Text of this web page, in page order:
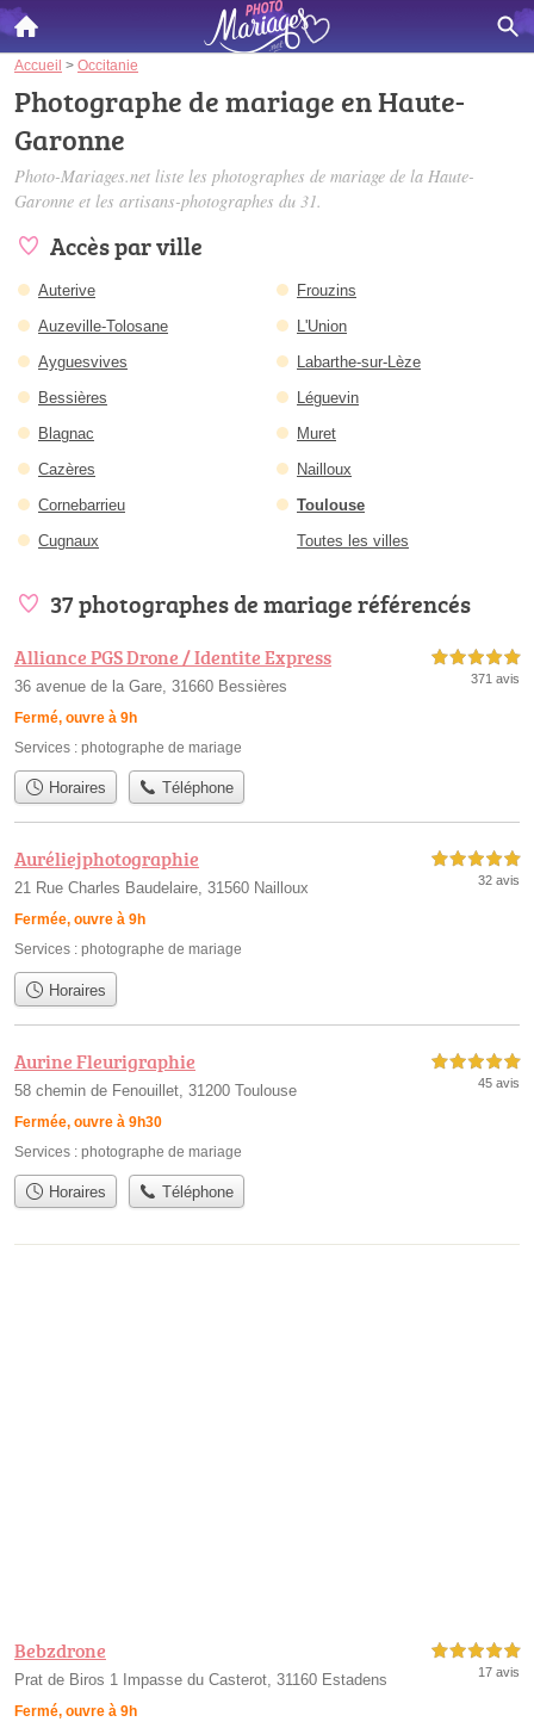
Accueil > Occitanie
Photographe de mariage en Haute-
Garonne
Photo-Mariages.net liste les photographes de mariage de la Haute-
Garonne et les artisans-photographes du 31.
Accès par ville
Auterive
Auzeville-Tolosane
Ayguesvives
Bessières
Blagnac
Cazères
Cornebarrieu
Cugnaux
Frouzins
L'Union
Labarthe-sur-Lèze
Léguevin
Muret
Nailloux
Toulouse
Toutes les villes
37 photographes de mariage référencés
Alliance PGS Drone / Identite Express
36 avenue de la Gare, 31660 Bessières
Fermé, ouvre à 9h
5,0 étoiles sur 5
371 avis
Services : photographe de mariage
Horaires Téléphone
Auréliejphotographie
21 Rue Charles Baudelaire, 31560 Nailloux
Fermée, ouvre à 9h
5,0 étoiles sur 5
32 avis
Services : photographe de mariage
Horaires
Aurine Fleurigraphie
58 chemin de Fenouillet, 31200 Toulouse
Fermée, ouvre à 9h30
5,0 étoiles sur 5
45 avis
Services : photographe de mariage
Horaires Téléphone
Bebzdrone
Prat de Biros 1 Impasse du Casterot, 31160 Estadens
Fermé, ouvre à 9h
5,0 étoiles sur 5
17 avis